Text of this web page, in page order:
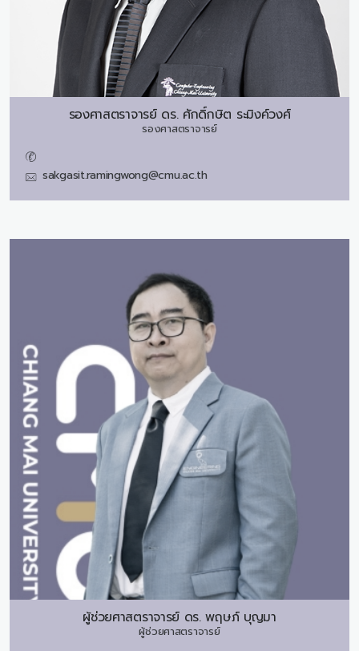
รองศาสตราจารย์ ดร. ศักดิ์กษิต ระมิงค์วงศ์
รองศาสตราจารย์
sakgasit.ramingwong@cmu.ac.th
ผู้ช่วยศาสตราจารย์ ดร. พฤษภ์ บุญมา
ผู้ช่วยศาสตราจารย์